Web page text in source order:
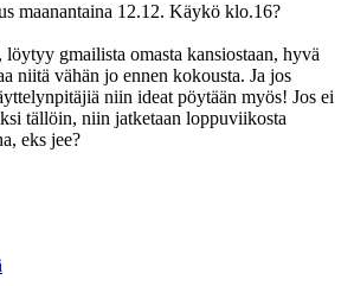
maanantaina 12.12. Käykö klo.16?
gmailista omasta kansiostaan, hyvä
niitä vähän jo ennen kokousta. Ja jos
niin ideat pöytään myös! Jos ei
tällöin, niin jatketaan loppuviikosta
eks jee?